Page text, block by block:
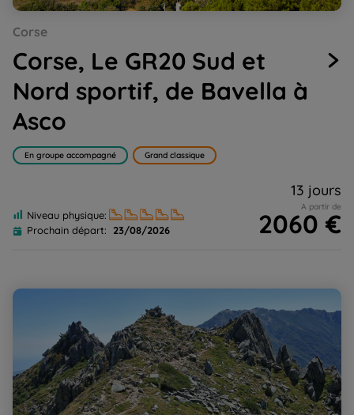
to
1
to
2
to
3
to
4 5
Corse
Corse, Le GR20 Sud et
Nord sportif, de Bavella à
Asco
En groupe accompagné Grand classique
Niveau physique:
Prochain départ:
23/08/2026
13 jours
A partir de
2060 €
Corse, Le GR20 Sud et Nord, de Bavella à Haut Asco